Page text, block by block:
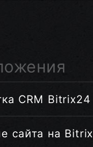
CRM Bitrix24
сайта на Bitrix